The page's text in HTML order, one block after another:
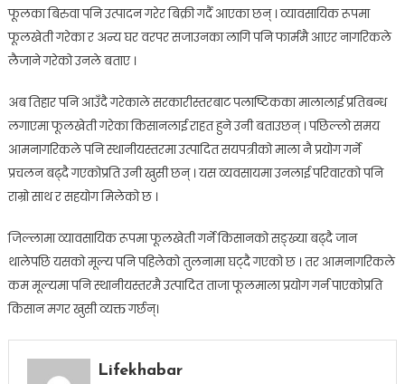
फूलका बिरुवा पनि उत्पादन गरेर बिक्री गर्दै आएका छन् । व्यावसायिक रूपमा
फूलखेती गरेका र अन्य घर वरपर सजाउनका लागि पनि फार्ममै आएर नागरिकले
लैजाने गरेको उनले बताए ।
अब तिहार पनि आउँदै गरेकाले सरकारीस्तरबाट पलाष्टिकका मालालाई प्रतिबन्ध
लगाएमा फूलखेती गरेका किसानलाई राहत हुने उनी बताउछन् । पछिल्लो समय
आमनागरिकले पनि स्थानीयस्तरमा उत्पादित सयपत्रीको माला नै प्रयोग गर्ने
प्रचलन बढ्दै गएकोप्रति उनी खुसी छन् । यस व्यवसायमा उनलाई परिवारको पनि
राम्रो साथ र सहयोग मिलेको छ ।
जिल्लामा व्यावसायिक रूपमा फूलखेती गर्ने किसानको सङ्ख्या बढ्दै जान
थालेपछि यसको मूल्य पनि पहिलेको तुलनामा घट्दै गएको छ । तर आमनागरिकले
कम मूल्यमा पनि स्थानीयस्तरमै उत्पादित ताजा फूलमाला प्रयोग गर्न पाएकोप्रति
किसान मगर खुसी व्यक्त गर्छन्।
Lifekhabar